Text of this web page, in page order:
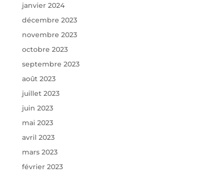
janvier 2024
décembre 2023
novembre 2023
octobre 2023
septembre 2023
août 2023
juillet 2023
juin 2023
mai 2023
avril 2023
mars 2023
février 2023